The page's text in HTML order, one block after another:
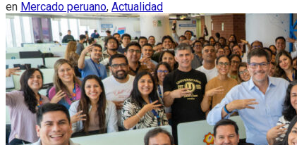
en Mercado peruano, Actualidad